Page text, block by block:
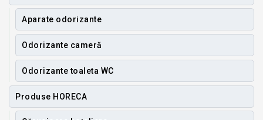
Aparate odorizante
Odorizante cameră
Odorizante toaleta WC
Produse HORECA